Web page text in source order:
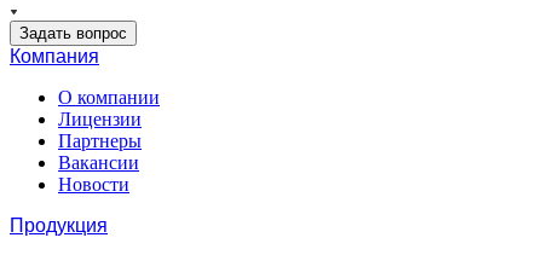
Задать вопрос
Компания
О компании
Лицензии
Партнеры
Вакансии
Новости
Продукция